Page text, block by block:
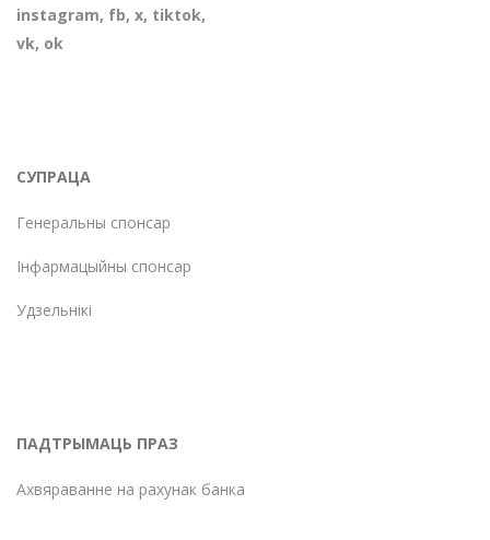
instagram, fb, х, tiktok,
vk, ok
СУПРАЦА
Генеральны спонсар
Інфармацыйны спонсар
Удзельнікі
ПАДТРЫМАЦЬ ПРАЗ
Ахвяраванне на рахунак банка